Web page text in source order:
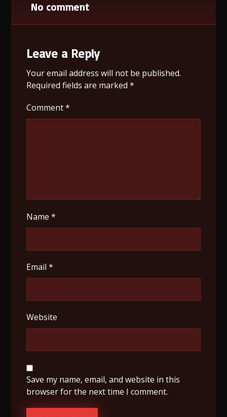
No comment
Leave a Reply
Your email address will not be published.
Required fields are marked*
Comment*
Name*
Email*
Website
Save my name, email, and website in this
browser for the next time I comment.